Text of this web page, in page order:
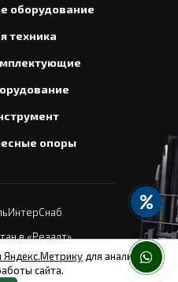
оборудование
техника
опоры
в «Резалт»
Яндекс.Метрику для анализа и
сайта.